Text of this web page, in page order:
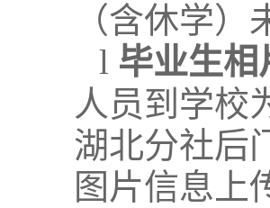
（含休学
l 毕业生相
人员到学校
湖北分社后
图片信息上